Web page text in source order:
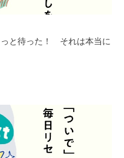
と待った！ それは本当に